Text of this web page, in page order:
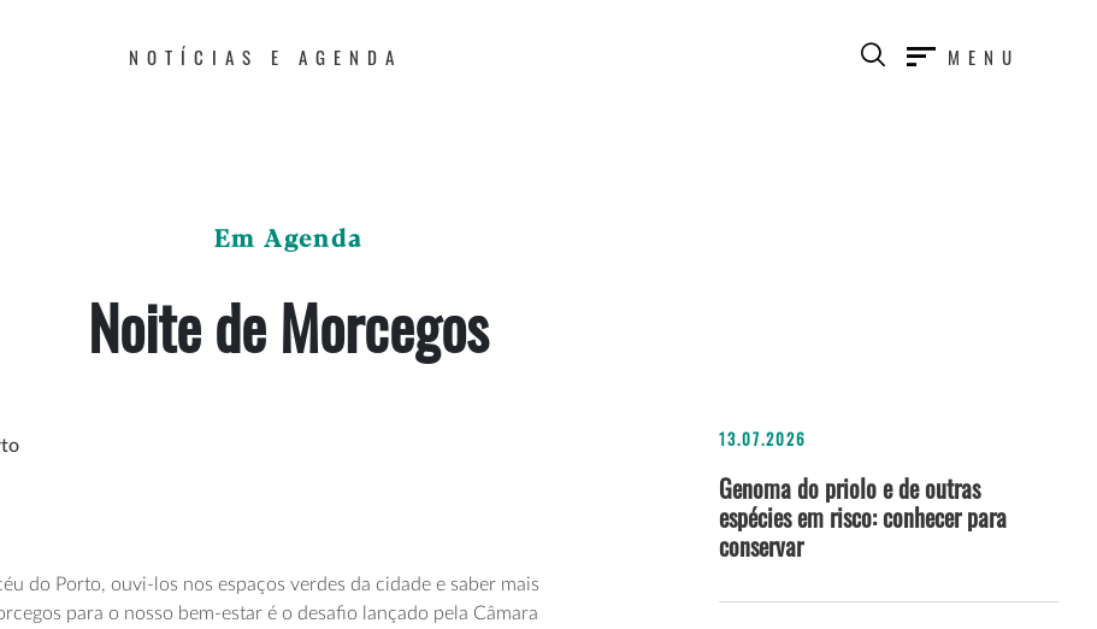
NOTÍCIAS E AGENDA MENU
Em Agenda
Noite de Morcegos
do Porto, ouvi-los nos espaços verdes da cidade e saber mais
para o nosso bem-estar é o desafio lançado pela Câmara
13.07.2026
Genoma do priolo e de outras
espécies em risco: conhecer para
conservar